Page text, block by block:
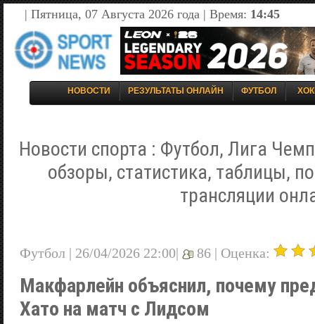
| Пятница, 07 Августа 2026 года | Время: 14:45
НОВОСТИ РЕЗУЛЬТАТЫ ОНЛАЙН ФУТБОЛ
Новости спорта : Футбол, Лига
обзоры, статистика, таблицы,
трансляции
Футбол | 26/04/2026 22:00| 86 | Оценка:
Макфарлейн объяснил, почему
Хато на матч с Лидсом